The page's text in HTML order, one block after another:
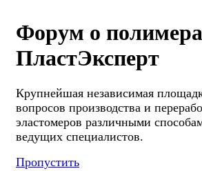
Форум о
ПластЭксперт
Крупнейшая независимая
вопросов производства и
эластомеров различными
ведущих специалистов.
Пропустить